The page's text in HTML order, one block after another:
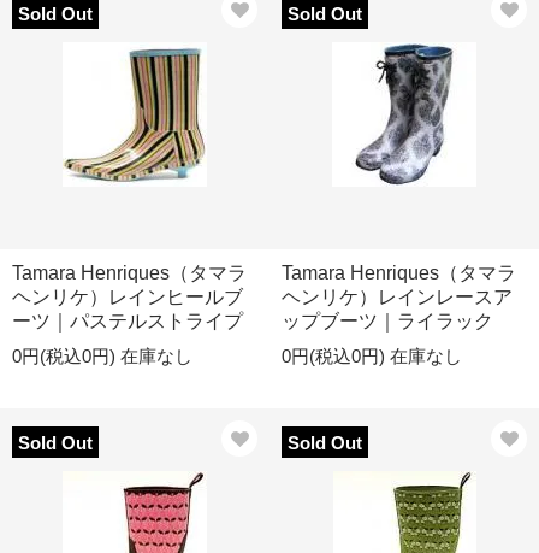
Sold Out
Tamara Henriques（タマラ
ヘンリケ）レインヒールブ
ーツ｜パステルストライプ
0円(税込0円) 在庫なし
Sold Out
Tamara Henriques（タマラ
ヘンリケ）レインレースア
ップブーツ｜ライラック
0円(税込0円) 在庫なし
Sold Out Sold Out